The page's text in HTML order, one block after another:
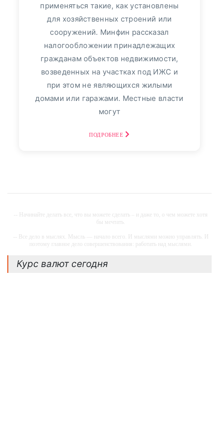
30август, 2025
Финансовый Совет На
30 Августа: Что Сказать,
Спрашивают: «Откуда
просто о том, как повысить
вносите на счет крупные суммы
наличными,...
Пресс-релизы
Фото репортаж
применяться такие, как установлены
для хозяйственных строений или
сооружений. Минфин рассказал
налогообложении принадлежащих
гражданам объектов недвижимости,
возведенных на участках под ИЖС и
при этом не являющихся жилыми
домами или гаражами. Местные власти
могут
ПОДРОБНЕЕ
-- Начинайте делать все, что вы можете сделать – и даже то, о чем можете хотя
бы мечтать.
-- Все дело в мыслях. Мысль — начало всего. И мыслями можно управлять. И
поэтому главное дело совершенствования: работать над мыслями.
-- Идите уверенно по направлению к мечте. Живите той жизнью, которую вы
сами себе придумали.
Курс валют сегодня